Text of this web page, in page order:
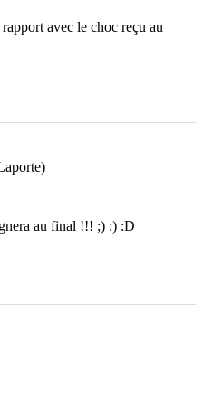
rapport avec le choc reçu au
au final !!! ;) :) :D